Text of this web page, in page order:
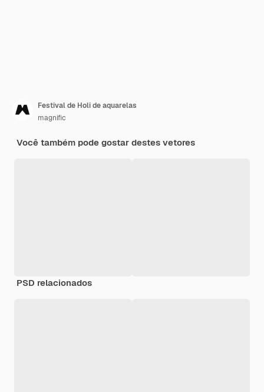
Festival de Holi de aquarelas
magnific
Você também pode gostar destes vetores
PSD relacionados